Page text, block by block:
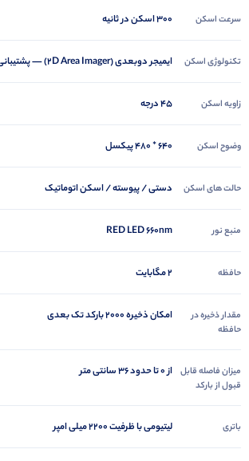
سرعت اسکن 300 اسکن در ثانیه
تکنولوژی اسکن ایمیجر دو‌بعدی (۲D Area Imager) — پشتیبانی از بارکدهای 1D و 2D
زاویه اسکن 45 درجه
وضوح اسکن 640 * 480 پیکسل
حالت های اسکن دستی / پیوسته / اسکن اتوماتیک
منبع نور RED LED 660nm
حافظه 2 مگابایت
مقدار ذخیره در
حافظه
امکان ذخیره 2000 بارکد تک بعدی
میزان فاصله قابل
قبول از بارکد
از 0 تا حدود 36 سانتی متر
باتری لیتیومی با ظرفیت 2200 میلی امپر